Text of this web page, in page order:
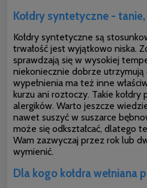
Kołdry syntetyczne -
Kołdry syntetyczne są
trwałość jest wyjątkowo niska.
sprawdzają się w wysokiej
niekoniecznie dobrze utrzymują
wypełnienia ma też inne
kurzu ani roztoczy. Takie kołdry
alergików. Warto jeszcze
nawet suszyć w suszarce
może się odkształcać, dlatego
Wam zazwyczaj przez rok lub
wymienić.
Dla kogo kołdra wełniana